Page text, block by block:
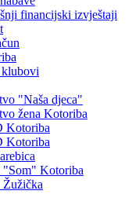
financijski izvještaji
"Naša djeca"
žena Kotoriba
Kotoriba
Kotoriba
"Som" Kotoriba
Žužička